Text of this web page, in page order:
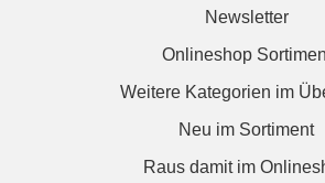
Newsletter
Onlineshop
Weitere Kategorien im
Neu im Sortiment
Raus damit im